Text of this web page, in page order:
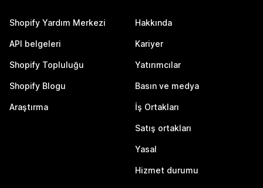
Shopify Yardım Merkezi
API belgeleri
Shopify Topluluğu
Shopify Blogu
Araştırma
Hakkında
Kariyer
Yatırımcılar
Basın ve medya
İş Ortakları
Satış ortakları
Yasal
Hizmet durumu